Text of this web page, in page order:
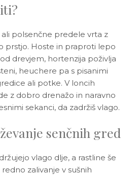
ali polsenčne predele vrta z
prstjo. Hoste in praproti lepo
drevjem, hortenzija poživlja
heuchere pa s pisanimi
ali potke. V loncih
z dobro drenažo in naravno
sekanci, da zadržiš vlago.
senčnih gred
vlago dlje, a rastline še
zalivanje v sušnih